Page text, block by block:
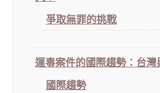
爭取無罪的挑戰
運毒案件的國際趨勢：台灣
國際趨勢